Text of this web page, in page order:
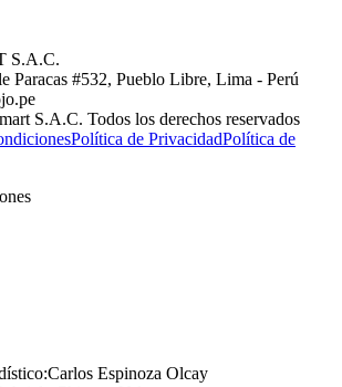
S.A.C.
Paracas #532, Pueblo Libre, Lima - Perú
S.A.C. Todos los derechos reservados
Política de PrivacidadPolítica de
:Carlos Espinoza Olcay